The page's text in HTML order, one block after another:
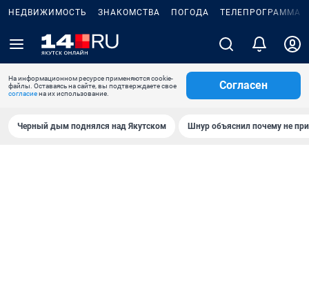
НЕДВИЖИМОСТЬ ЗНАКОМСТВА ПОГОДА ТЕЛЕПРОГРАММА
На информационном ресурсе применяются cookie-
файлы. Оставаясь на сайте, вы подтверждаете свое
согласиена их использование.
Согласен
Черный дым поднялся над Якутском Шнур объяснил почему не